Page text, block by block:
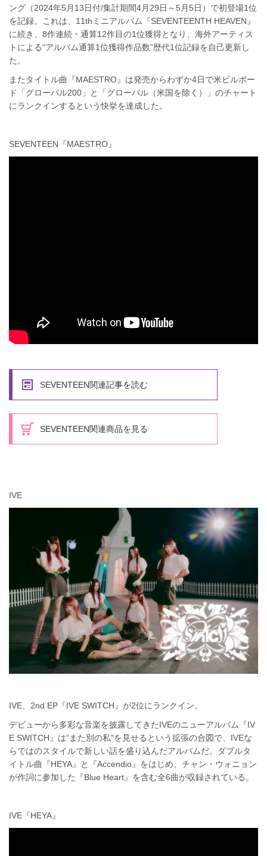
ング（2024年5月13日付/集計期間4月29日～5月5日）で初登場1位
を記録。これは、11thミニアルバム『SEVENTEENTH HEAVEN』
に続き、8作連続・通算12作目の1位獲得となり、海外アーティス
トによる“アルバム通算1位獲得作品数”歴代1位記録を⾃⼰更新し
た。
またタイトル曲『MAESTRO』は発売からわずか4日で米ビルボー
ド「グローバル200」と「グローバル（米国を除く）」のチャート
にランクインするという快挙を達成した。
SEVENTEEN『MAESTRO』
SEVENTEEN関連記事を読む
SEVENTEEN関連商品を見る
IVE
IVE、2nd EP『IVE SWITCH』が2位にランクイン。
デビューから多彩な音楽を披露してきたIVEのニューアルバム『IV
E SWITCH』は“また別の私”を見せるという拡張の合図で、IVEな
らではのスタイルで新しい話を盛り込んだアルバムだ。ダブルタ
イトル曲『HEYA』と『Accendio』をはじめ、チャン・ウォニョン
が作詞に参加した『Blue Heart』を含む全6曲が収録されている。
IVE『HEYA』